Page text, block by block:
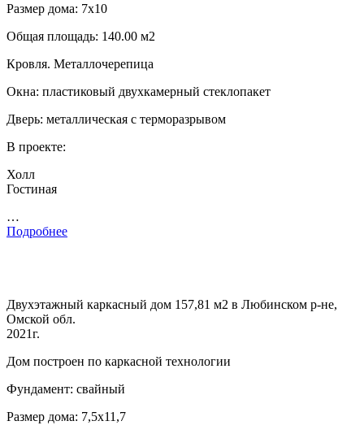
Размер дома: 7х10
Общая площадь: 140.00 м2
Кровля. Металлочерепица
Окна: пластиковый двухкамерный стеклопакет
Дверь: металлическая с терморазрывом
В проекте:
Холл
Гостиная
…
Подробнее
Двухэтажный каркасный дом 157,81 м2 в Любинском р-не,
Омской обл.
2021г.
Дом построен по каркасной технологии
Фундамент: свайный
Размер дома: 7,5х11,7